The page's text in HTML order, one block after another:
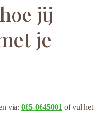
jij
je
via: 085-0645001 of vul het